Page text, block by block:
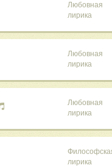
Любовная
лирика
Любовная
лирика
Любовная
лирика
лирика